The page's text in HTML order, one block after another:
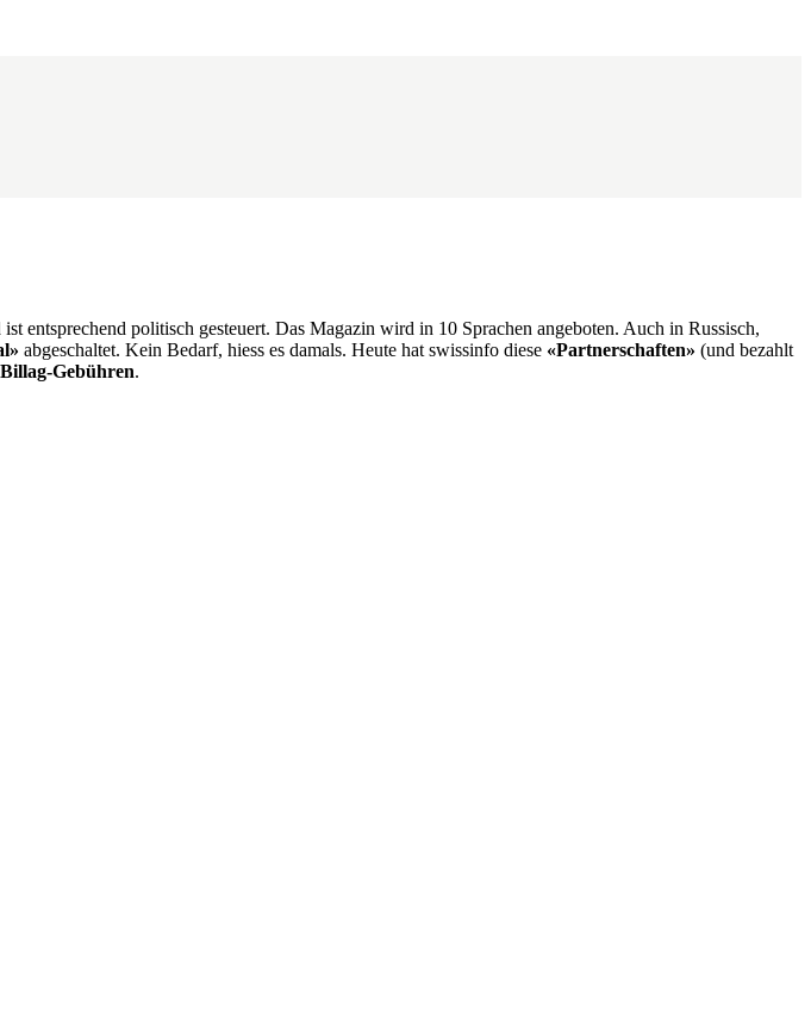
entsprechend politisch gesteuert. Das Magazin wird in 10 Sprachen angeboten. Auch in Russisch,
abgeschaltet. Kein Bedarf, hiess es damals. Heute hat swissinfo diese «Partnerschaften» (und bezahlt
Billag-Gebühren.